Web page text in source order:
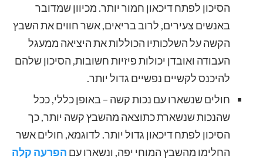
הסיכון לפתח דיכאון חמור יותר. מכיוון שמדובר
באנשים צעירים, לרוב בריאים, אשר חווים את השבץ
הקשה על השלכותיו הכוללות את היציאה ממעגל
העבודה ואובדן יכולות פיזיות חשובות, הסיכון שלהם
להיכנס לקשיים נפשיים גדול יותר.
חולים שנשארו עם נכות קשה – באופן כללי, ככל
שהנכות שנשארת כתוצאה מהשבץ קשה יותר, כך
הסיכון לפתח דיכאון גדול יותר. לדוגמא, חולים אשר
החלימו מהשבץ המוחי יפה, ונשארו עם הפרעה קלה